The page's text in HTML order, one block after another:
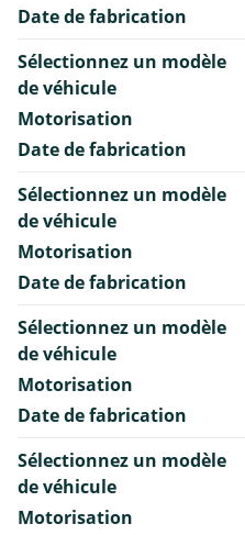
Date de fabrication
Sélectionnez un modèle
de véhicule
Motorisation
Date de fabrication
Sélectionnez un modèle
de véhicule
Motorisation
Date de fabrication
Sélectionnez un modèle
de véhicule
Motorisation
Date de fabrication
Sélectionnez un modèle
de véhicule
Motorisation